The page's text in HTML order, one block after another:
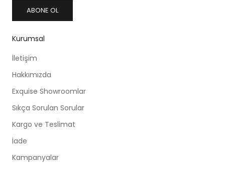
ABONE OL
Kurumsal
İletişim
Hakkımızda
Exquise Showroomlar
Sıkça Sorulan Sorular
Kargo ve Teslimat
İade
Kampanyalar